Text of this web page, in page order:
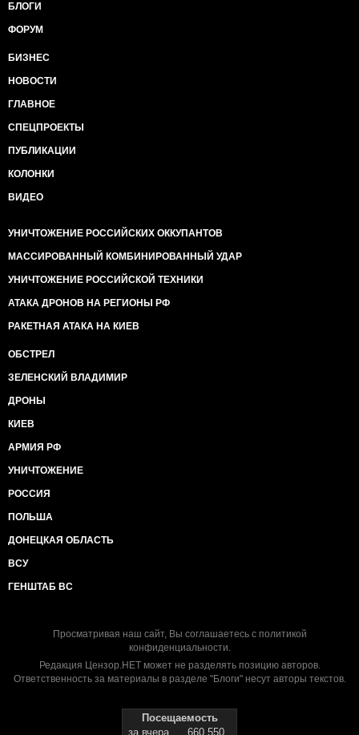
БЛОГИ
ФОРУМ
БИЗНЕС
НОВОСТИ
ГЛАВНОЕ
СПЕЦПРОЕКТЫ
ПУБЛИКАЦИИ
КОЛОНКИ
ВИДЕО
УНИЧТОЖЕНИЕ РОССИЙСКИХ ОККУПАНТОВ
МАССИРОВАННЫЙ КОМБИНИРОВАННЫЙ УДАР
УНИЧТОЖЕНИЕ РОССИЙСКОЙ ТЕХНИКИ
АТАКА ДРОНОВ НА РЕГИОНЫ РФ
РАКЕТНАЯ АТАКА НА КИЕВ
ОБСТРЕЛ
ЗЕЛЕНСКИЙ ВЛАДИМИР
ДРОНЫ
КИЕВ
АРМИЯ РФ
УНИЧТОЖЕНИЕ
РОССИЯ
ПОЛЬША
ДОНЕЦКАЯ ОБЛАСТЬ
ВСУ
ГЕНШТАБ ВС
Просматривая наш сайт, Вы соглашаетесь с политикой
конфиденциальности.
Редакция Цензор.НЕТ может не разделять позицию авторов.
Ответственность за материалы в разделе "Блоги" несут авторы текстов.
Посещаемость
за вчера
660 550